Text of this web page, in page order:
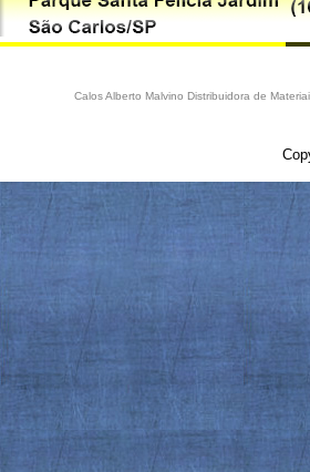
Calos Alberto Malvino Distribuidora de